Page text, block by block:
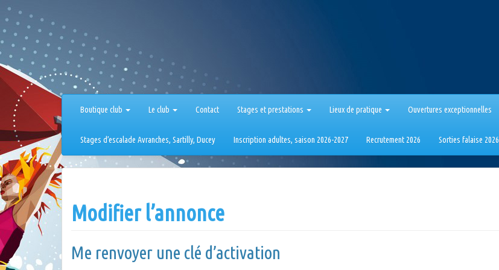
Aller
au
contenu
Boutique club Le club Contact Stages et prestations Lieux de pratique Ouvertures exceptionnelles
Stages d’escalade Avranches, Sartilly, Ducey Inscription adultes, saison 2026-2027 Recrutement 2026 Sorties falaise 2026
Modifier l’annonce
Me renvoyer une clé d’activation